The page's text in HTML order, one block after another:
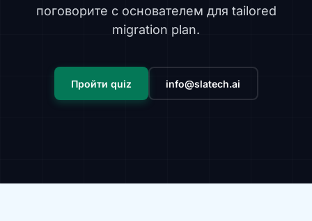
поговорите с основателем для tailored
migration plan.
Пройти quiz info@slatech.ai